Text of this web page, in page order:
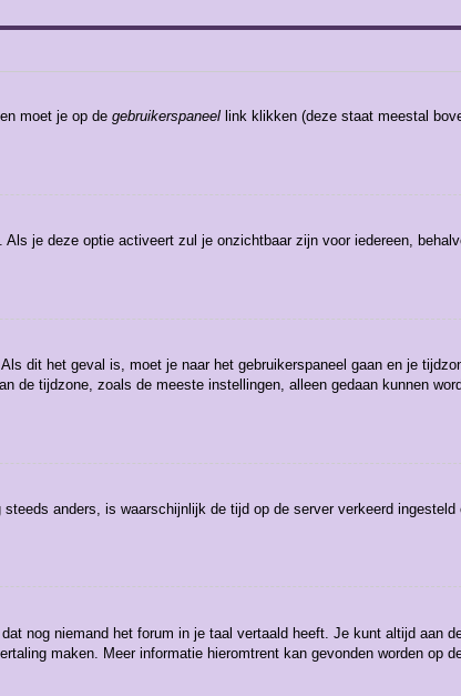
moet je op de gebruikerspaneel link klikken (deze staat meestal
. Als je deze optie activeert zul je onzichtbaar zijn voor iedereen,
dit het geval is, moet je naar het gebruikerspaneel gaan en je
de tijdzone, zoals de meeste instellingen, alleen gedaan kunnen
anders, is waarschijnlijk de tijd op de server verkeerd ingesteld
nog niemand het forum in je taal vertaald heeft. Je kunt altijd aan
maken. Meer informatie hieromtrent kan gevonden worden op